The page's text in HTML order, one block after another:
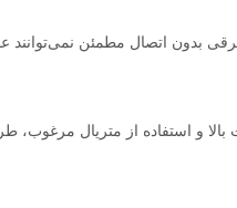
بدون اتصال مطمئن
و استفاده از متریال مرغوب،